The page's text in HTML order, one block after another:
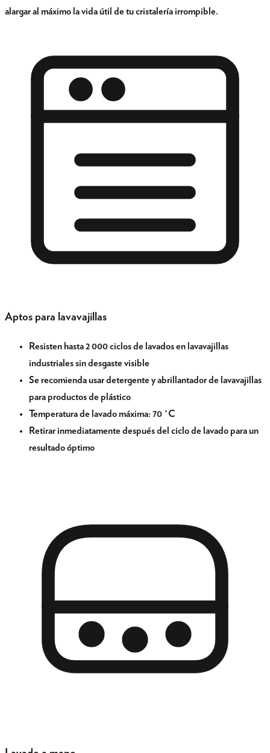
alargar al máximo la vida útil de tu cristalería irrompible.
Aptos para lavavajillas
Resisten hasta 2 000 ciclos de lavados en lavavajillas
industriales sin desgaste visible
Se recomienda usar detergente y abrillantador de lavavajillas
para productos de plástico
Temperatura de lavado máxima: 70 °C
Retirar inmediatamente después del ciclo de lavado para un
resultado óptimo